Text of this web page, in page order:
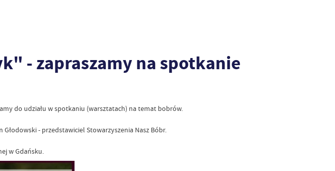
- zapraszamy na spotkanie
do udziału w spotkaniu (warsztatach) na temat bobrów.
- przedstawiciel Stowarzyszenia Nasz Bóbr.
w Gdańsku.